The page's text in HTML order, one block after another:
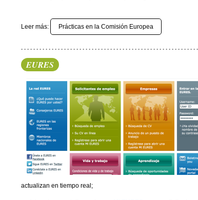
Leer más: Prácticas en la Comisión Europea
EURES
actualizan en tiempo real;